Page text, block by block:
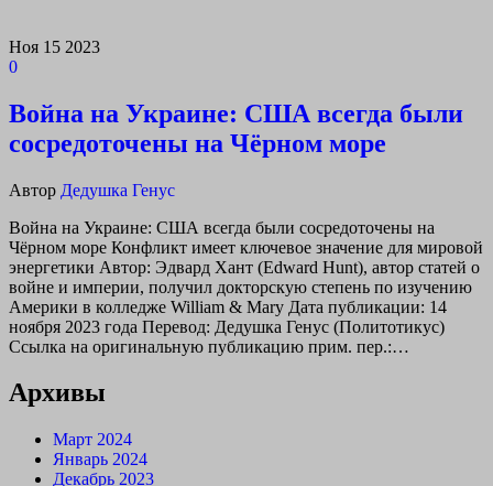
Ноя 15 2023
0
Война на Украине: США всегда были
сосредоточены на Чёрном море
Автор Дедушка Генус
Война на Украине: США всегда были сосредоточены на
Чёрном море Конфликт имеет ключевое значение для мировой
энергетики Автор: Эдвард Хант (Edward Hunt), автор статей о
войне и империи, получил докторскую степень по изучению
Америки в колледже William & Mary Дата публикации: 14
ноября 2023 года Перевод: Дедушка Генус (Политотикус)
Ссылка на оригинальную публикацию прим. пер.:…
Архивы
Март 2024
Январь 2024
Декабрь 2023